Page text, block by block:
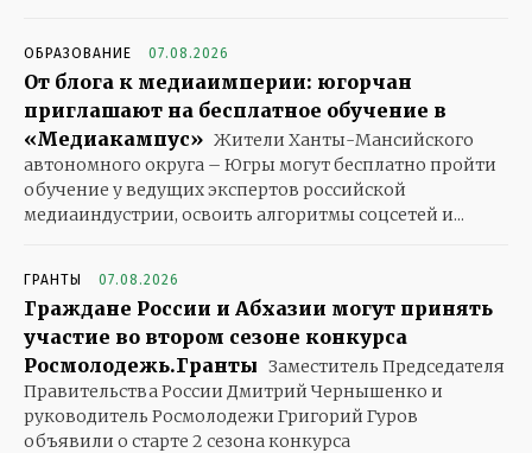
ОБРАЗОВАНИЕ 07.08.2026
От блога к медиаимперии: югорчан
приглашают на бесплатное обучение в
«Медиакампус» Жители Ханты-Мансийского
автономного округа – Югры могут бесплатно пройти
обучение у ведущих экспертов российской
медиаиндустрии, освоить алгоритмы соцсетей и...
ГРАНТЫ 07.08.2026
Граждане России и Абхазии могут принять
участие во втором сезоне конкурса
Росмолодежь.Гранты Заместитель Председателя
Правительства России Дмитрий Чернышенко и
руководитель Росмолодежи Григорий Гуров
объявили о старте 2 сезона конкурса